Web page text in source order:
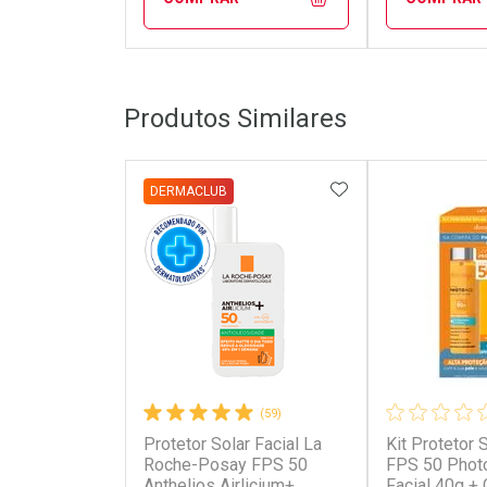
Dermaclub
Ativar Desconto
Por Menos
Ativar
Produtos Similares
(59)
Protetor Solar Facial La
Roche-Posay FPS 50
DERMACLUB ADICIONAR AOS
Kit Protetor
FPS 50